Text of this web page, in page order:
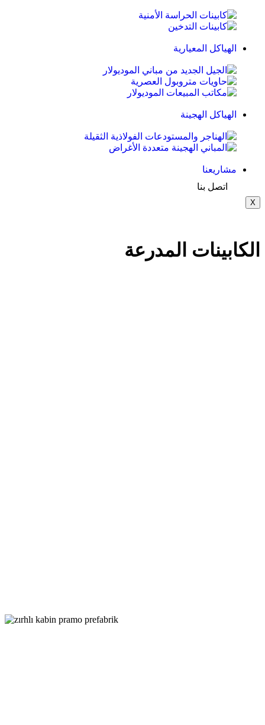
الهياكل المعيارية
الهياكل الهجينة
مشاريعنا
اتصل بنا
X
الكابينات المدرعة